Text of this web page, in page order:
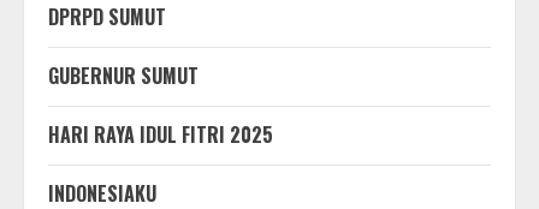
DPRPD SUMUT
GUBERNUR SUMUT
HARI RAYA IDUL FITRI 2025
INDONESIAKU